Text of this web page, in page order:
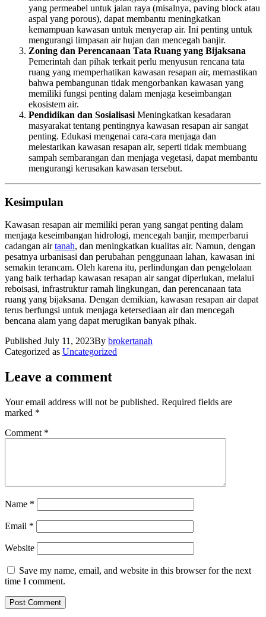
yang permeabel untuk jalan raya (misalnya, paving block atau
aspal yang porous), dapat membantu meningkatkan
kemampuan kawasan untuk menyerap air. Ini penting untuk
mengurangi limpasan air hujan dan mencegah banjir.
Zoning dan Perencanaan Tata Ruang yang Bijaksana
Pemerintah dan pihak terkait perlu menyusun rencana tata
ruang yang memperhatikan kawasan resapan air, memastikan
bahwa pembangunan tidak mengorbankan kawasan yang
memiliki fungsi penting dalam menjaga keseimbangan
ekosistem air.
Pendidikan dan Sosialisasi Meningkatkan kesadaran
masyarakat tentang pentingnya kawasan resapan air sangat
penting. Edukasi mengenai cara-cara menjaga dan
melestarikan kawasan resapan air, seperti tidak membuang
sampah sembarangan dan menjaga vegetasi, dapat membantu
mengurangi kerusakan kawasan tersebut.
Kesimpulan
Kawasan resapan air memiliki peran yang sangat penting dalam
menjaga keseimbangan hidrologi, mencegah banjir, memperbarui
cadangan airtanah, dan meningkatkan kualitas air. Namun, dengan
pesatnya urbanisasi dan perubahan penggunaan lahan, kawasan ini
semakin terancam. Oleh karena itu, perlindungan dan pengelolaan
yang baik terhadap kawasan resapan air sangat diperlukan, melalui
reboisasi, infrastruktur ramah lingkungan, dan perencanaan tata
ruang yang bijaksana. Dengan demikian, kawasan resapan air dapat
terus berfungsi untuk menjaga ketersediaan air dan mencegah
bencana alam yang dapat merugikan banyak pihak.
Published July 11, 2023By brokertanah
Categorized as Uncategorized
Leave a comment
Your email address will not be published. Required fields are
marked *
Comment *
Name *
Email *
Website
Save my name, email, and website in this browser for the next
time I comment.